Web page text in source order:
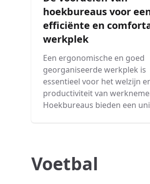
hoekbureaus voor
efficiënte en
werkplek
Een ergonomische en goed
georganiseerde werkplek is
essentieel voor het welzijn
productiviteit van
Hoekbureaus bieden een
Voetbal